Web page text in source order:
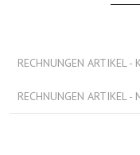
RECHNUNGEN ARTIKEL -
RECHNUNGEN ARTIKEL -